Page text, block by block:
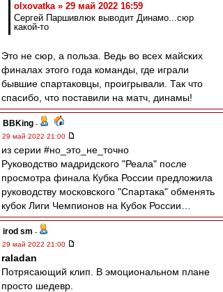
olxovatka » 29 май 2022 16:59
Сергей Паршивлюк выводит Динамо...сюр
какой-то
Это не сюр, а польза. Ведь во всех майских
финалах этого года команды, где играли
бывшие спартаковцы, проигрывали. Так что
спасибо, что поставили на матч, динамы!
BBKing -
29 май 2022 21:00
из серии #но_это_не_точно
Руководство мадридского "Реала" после
просмотра финала Кубка России предложила
руководству московского "Спартака" обменять
кубок Лиги Чемпионов на Кубок России…
irod sm -
29 май 2022 21:00
raladan
Потрясающий клип. В эмоциональном плане
просто шедевр.